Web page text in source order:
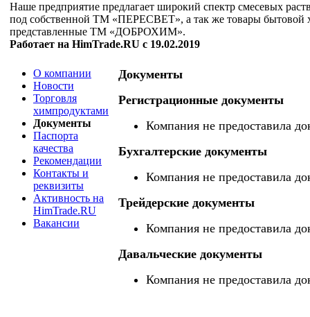
Наше предприятие предлагает широкий спектр смесевых
под собственной ТМ «ПЕРЕСВЕТ», а так же товары бытовой
представленные ТМ «ДОБРОХИМ».
Работает на HimTrade.RU с 19.02.2019
О компании
Новости
Торговля
химпродуктами
Документы
Паспорта
качества
Рекомендации
Контакты и
реквизиты
Активность на
HimTrade.RU
Вакансии
Документы
Регистрационные документы
Компания не предоставила
Бухгалтерские документы
Компания не предоставила
Трейдерские документы
Компания не предоставила
Давальческие документы
Компания не предоставила